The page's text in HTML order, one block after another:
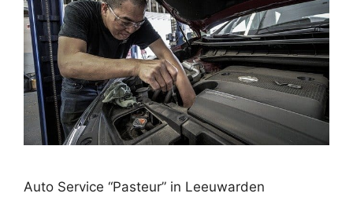
Auto Service “Pasteur” in Leeuwarden